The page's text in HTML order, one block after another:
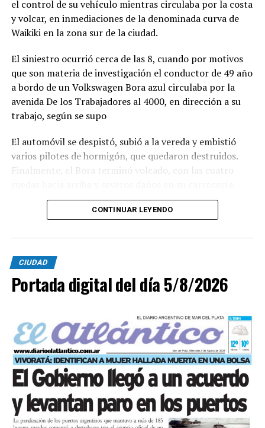
el control de su vehículo mientras circulaba por la costa
y volcar, en inmediaciones de la denominada curva de
Waikiki en la zona sur de la ciudad.
El siniestro ocurrió cerca de las 8, cuando por motivos
que son materia de investigación el conductor de 49 año
a bordo de un Volkswagen Bora azul circulaba por la
avenida De los Trabajadores al 4000, en dirección a su
trabajo, según se supo
El automóvil se despistó, subió a la vereda y embistió
varios pilotes de hormigón, que quedaron destruidos.
Finalmente, el Bora terminó volcado, con las cuatro
Ante el violento impacto, personal médico, Defensa
importabnte ioperativo en el lugar. Al llegar,
constataron que el conductor, había logrado salir del
vehículo y no presentaba lesiones.
CONTINUAR LEYENDO
CIUDAD
Portada digital del día 5/8/2026